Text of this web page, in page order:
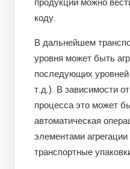
коду.
В дальнейшем
уровня может быть
последующих
т.д.). В зависимости
процесса это может
автоматическая
элементами
транспортные